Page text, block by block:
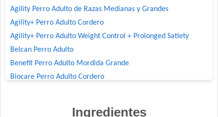
Agility Perro Adulto de Razas Medianas y Grandes
Agility+ Perro Adulto Cordero
Agility+ Perro Adulto Weight Control + Prolonged Satiety
Belcan Perro Adulto
Benefit Perro Adulto Mordida Grande
Biocare Perro Adulto Cordero
Ingredientes